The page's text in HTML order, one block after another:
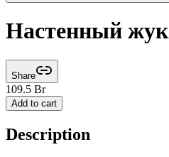
Настенный жук
Share
109.5 Br
Add to cart
Description